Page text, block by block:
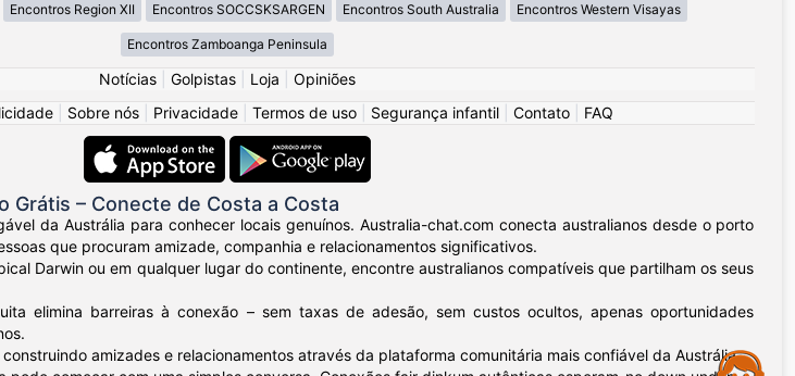
Encontros Region XII Encontros SOCCSKSARGEN Encontros South Australia Encontros Western Visayas
Encontros Zamboanga Peninsula
Notícias Golpistas Loja
Opiniões
Sobre nós Privacidade Termos de uso Segurança infantil Contato FAQ
Grátis – Conecte de Costa a Costa
da Austrália para conhecer locais genuínos. Australia-chat.com conecta australianos desde o porto
que procuram amizade, companhia e relacionamentos significativos.
Darwin ou em qualquer lugar do continente, encontre australianos compatíveis que partilham os seus
elimina barreiras à conexão – sem taxas de adesão, sem custos ocultos, apenas oportunidades
amizades e relacionamentos através da plataforma comunitária mais confiável da Austrália.
Assistance